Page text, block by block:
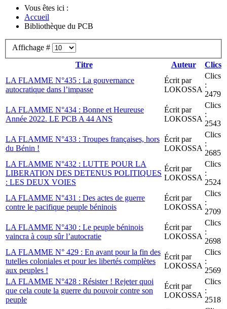
Vous êtes ici :
Accueil
Bibliothèque du PCB
Affichage #
Titre
Auteur
Clics
LA FLAMME N°435 : La gouvernance
autocratique dans l’impasse
Écrit par
LOKOSSA
Clics
:
2479
LA FLAMME N°434 : Bonne et Heureuse
Année 2022. LE PCB A 44 ANS
Écrit par
LOKOSSA
Clics
:
2543
LA FLAMME N°433 : Troupes françaises, hors
du Bénin !
Écrit par
LOKOSSA
Clics
:
2685
LA FLAMME N°432 : LUTTE POUR LA
LIBERATION DES DETENUS POLITIQUES
: LES DEUX VOIES
Écrit par
LOKOSSA
Clics
:
2524
LA FLAMME N°431 : Des actes de guerre
contre le pacifique peuple béninois
Écrit par
LOKOSSA
Clics
:
2709
LA FLAMME N°430 : Le peuple béninois
vaincra à coup sûr l’autocratie
Écrit par
LOKOSSA
Clics
:
2698
LA FLAMME N° 429 : En avant pour la fin des
tutelles coloniales et pour les libertés complètes
aux peuples !
Écrit par
LOKOSSA
Clics
:
2569
LA FLAMME N°428 : Résister ! Rejeter quoi
que cela coute la guerre du pouvoir contre son
peuple
Écrit par
LOKOSSA
Clics
:
2518